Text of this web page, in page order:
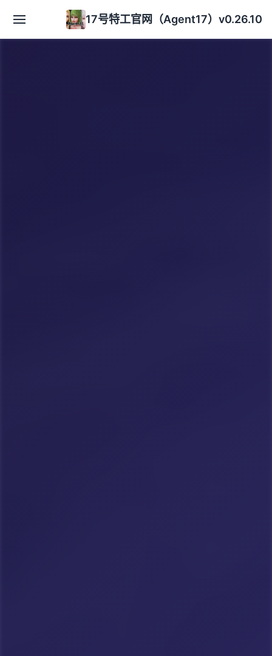
17号特工官网（Agent17）v0.26.10